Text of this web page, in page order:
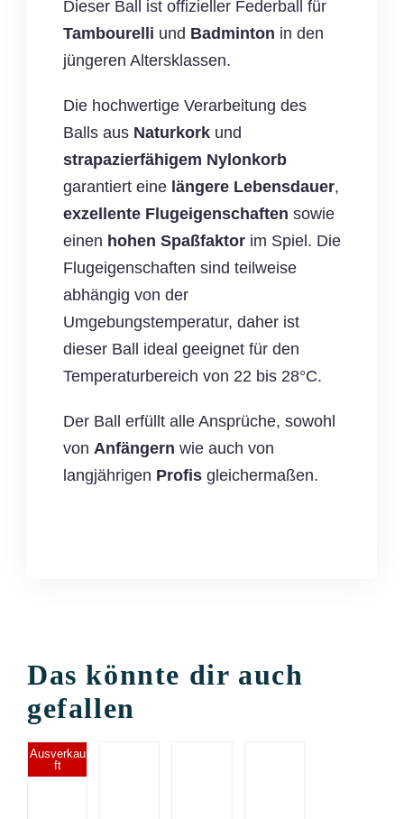
Dieser Ball ist offizieller Federball für
Tambourelli und Badminton in den
jüngeren Altersklassen.
Die hochwertige Verarbeitung des
Balls aus Naturkorkund
strapazierfähigem Nylonkorb
garantiert eine längere Lebensdauer,
exzellente Flugeigenschaften sowie
einen hohen Spaßfaktorim Spiel. Die
Flugeigenschaften sind teilweise
abhängig von der
Umgebungstemperatur, daher ist
dieser Ball ideal geeignet für den
Temperaturbereich von 22 bis 28°C.
Der Ball erfüllt alle Ansprüche, sowohl
von Anfängern wie auch von
langjährigen Profisgleichermaßen.
Das könnte dir auch
gefallen
Ausverkau
ft
DETAILS